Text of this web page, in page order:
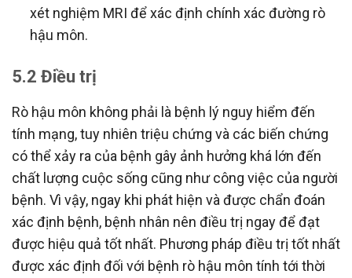
xét nghiệm MRI để xác định chính xác đường rò
hậu môn.
5.2 Điều trị
Rò hậu môn không phải là bệnh lý nguy hiểm đến
tính mạng, tuy nhiên triệu chứng và các biến chứng
có thể xảy ra của bệnh gây ảnh hưởng khá lớn đến
chất lượng cuộc sống cũng như công việc của người
bệnh. Vì vậy, ngay khi phát hiện và được chẩn đoán
xác định bệnh, bệnh nhân nên điều trị ngay để đạt
được hiệu quả tốt nhất. Phương pháp điều trị tốt nhất
được xác định đối với bệnh rò hậu môn tính tới thời